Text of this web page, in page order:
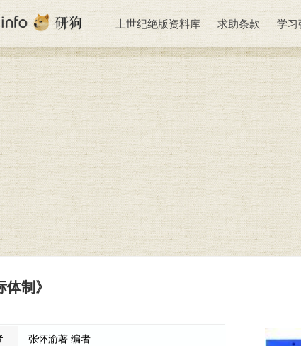
上世纪绝版资料库 求助条款 学习
体制》
张怀渝著 编者